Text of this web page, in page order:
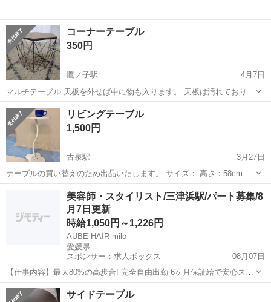
コーナーテーブル
350円
鷹ノ子駅
4月7日
マルチテーブル 天板を外せば中に物も入ります。 天板は汚れておりま
す。 ■サイズ 横幅41㌢➡一番広い所 高さ37.5㌢➡天板含む ※ご自宅ま
で取りに来て頂ける方のみ限定です。 ※引取りの際に現金でお支払い
お願いいたします...
愛媛 松山市 鷹ノ子駅 テーブル
リビングテーブル
1,500円
古泉駅
3月27日
テーブルの買い替えのため出品いたします。 サイズ： 高さ：58cm 天
板大きさ：約40cm ※天板に物を置いた際のサイズ感は写真に写って
いるマグカップでイメージしていただければと思います。 2025年7月
頃から使用してお...
古泉駅 テーブル リビング
美容師・スタイリスト/三津浜駅/パート募集/8
月7日更新
時給1,050円～1,226円
AUBE HAIR milo
愛媛県
スポンサー：求人ボックス
08月07日
【仕事内容】最大80%の高歩合! 完全自由出勤 6ヶ月保証給で安心スタ
ート <募集職種> 美容師 <仕事内容> サロン内業務全般 希望や適性に
応じて、 店舗運営・スタッフ管理などの マネジメント業務にも携われ
アルバイト・パート
サイドテーブル